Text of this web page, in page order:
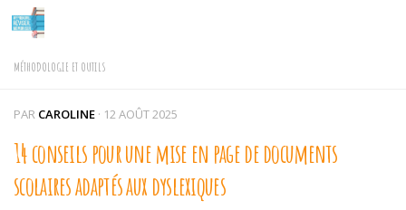
Skip to content
MÉTHODOLOGIE ET OUTILS
PAR CAROLINE · 12 AOÛT 2025
14 conseils pour une mise en page de documents
scolaires adaptés aux dyslexiques